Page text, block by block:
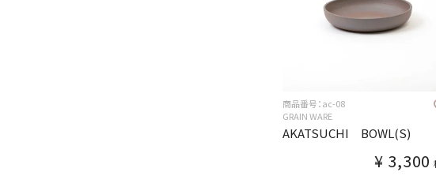
商品番号：ac-08
GRAIN WARE
AKATSUCHI BOWL(S)
¥ 3,300